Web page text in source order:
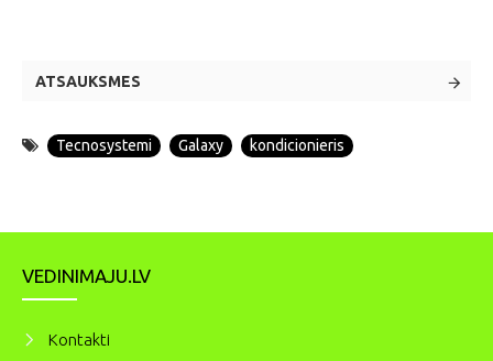
ATSAUKSMES
Tecnosystemi Galaxy kondicionieris
VEDINIMAJU.LV
Kontakti